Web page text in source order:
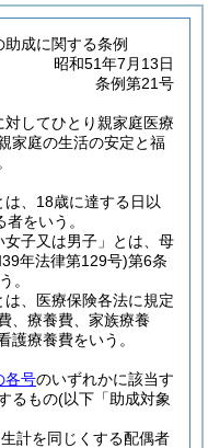
成に関する条例
昭和51年7月13日
条例第21号
してひとり親家庭医療
家庭の生活の安定と福
、18歳に達する日以
をいう。
子又は男子」とは、母
年法律第129号)第6条
。
、医療保険各法に規定
、療養費、家族療養
護療養費をいう。
各号のいずれかに該当す
るもの(以下「助成対象
計を同じくする配偶者